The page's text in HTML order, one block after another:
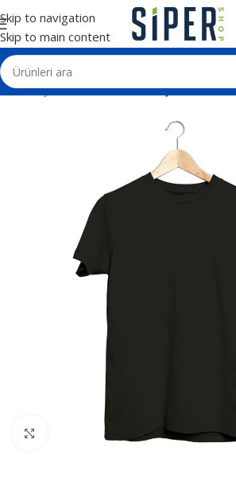
Skip to navigation
Skip to main content
Ana Sayfa Tekstil Ürünleri Tişörtler
Büyütmek için tıklayın